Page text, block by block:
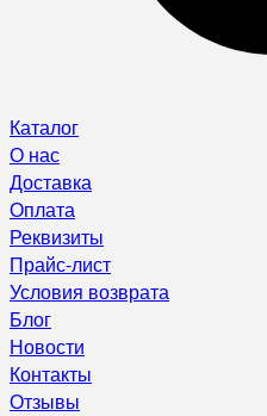
Каталог
О нас
Доставка
Оплата
Реквизиты
Прайс-лист
Условия возврата
Блог
Новости
Контакты
Отзывы